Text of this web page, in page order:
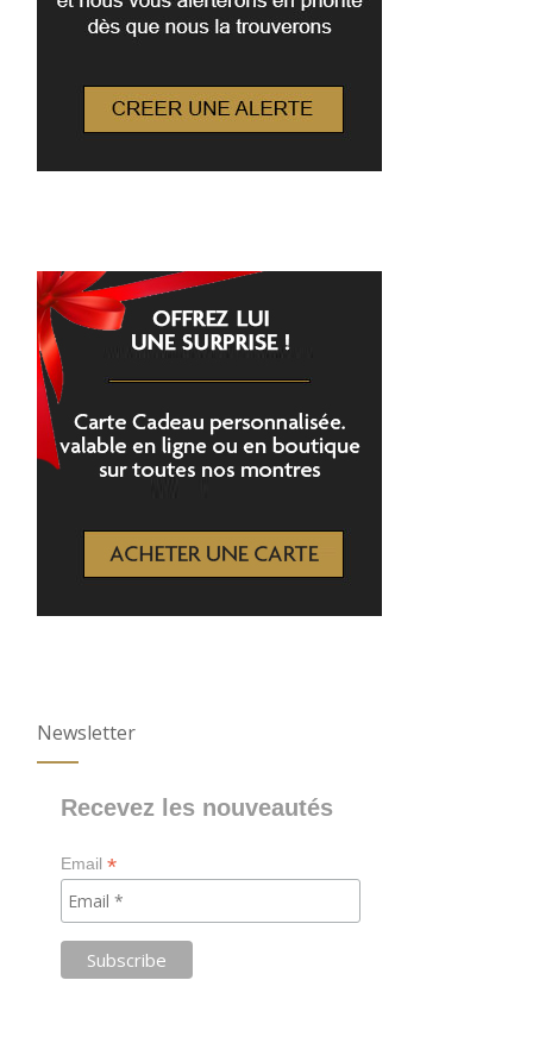
Newsletter
Recevez les nouveautés
Email*